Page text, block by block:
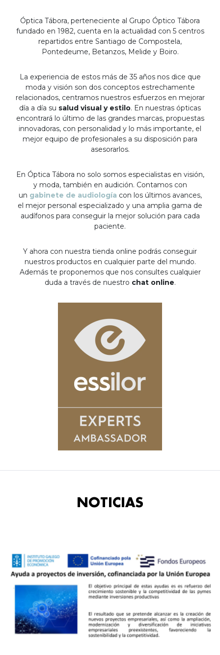
Óptica Tábora, perteneciente al Grupo Óptico Tábora
fundado en 1982, cuenta en la actualidad con 5 centros
repartidos entre Santiago de Compostela,
Pontedeume, Betanzos, Melide y Boiro.
La experiencia de estos más de 35 años nos dice que
moda y visión son dos conceptos estrechamente
relacionados, centramos nuestros esfuerzos en mejorar
día a día su salud visual y estilo. En nuestras ópticas
encontrará lo último de las grandes marcas, propuestas
innovadoras, con personalidad y lo más importante, el
mejor equipo de profesionales a su disposición para
asesorarlos.
En Óptica Tábora no solo somos especialistas en visión,
y moda, también en audición. Contamos con
un gabinete de audiología con los últimos avances,
el mejor personal especializado y una amplia gama de
audífonos para conseguir la mejor solución para cada
paciente.
Y ahora con nuestra tienda online podrás conseguir
nuestros productos en cualquier parte del mundo.
Además te proponemos que nos consultes cualquier
duda a través de nuestro chat online.
NOTICIAS